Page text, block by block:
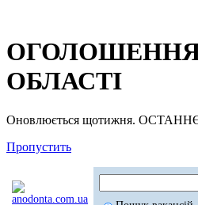
ОГОЛОШЕННЯ
ОБЛАСТІ
Оновлюється щотижня.
Пропустить